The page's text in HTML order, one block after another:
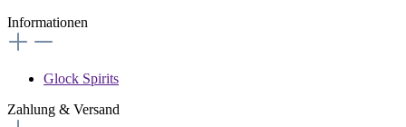
Informationen
Glock Spirits
Zahlung & Versand